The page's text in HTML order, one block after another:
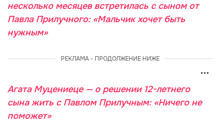
несколько месяцев встретилась с сыном от
Павла Прилучного: «Мальчик хочет быть
нужным»
РЕКЛАМА - ПРОДОЛЖЕНИЕ НИЖЕ
Агата Муцениеце — о решении 12-летнего
сына жить с Павлом Прилучным: «Ничего не
поможет»